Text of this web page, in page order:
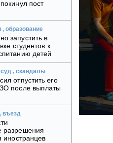
пост
, образование
запустить в
студентов к
детей
суд , скандалы
отпустить его
после выплаты
, въезд
разрешения
иностранцев